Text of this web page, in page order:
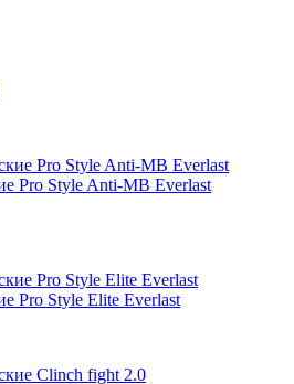
Pro Style Anti-MB Everlast
Pro Style Elite Everlast